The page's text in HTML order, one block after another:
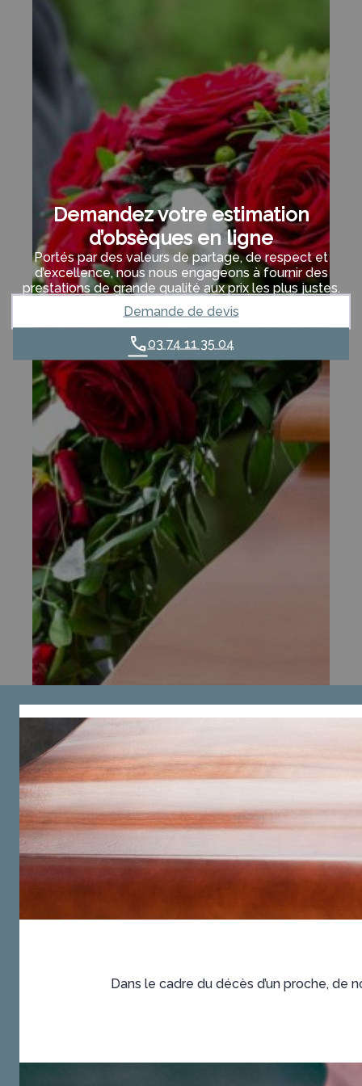
Demandez votre estimation
d’obsèques en ligne
Portés par des valeurs de partage, de respect et
d’excellence, nous nous engageons à fournir des
prestations de grande qualité aux prix les plus justes.
Demande de devis
03 74 11 35 04
Dans le cadre du décès d’un proche, de